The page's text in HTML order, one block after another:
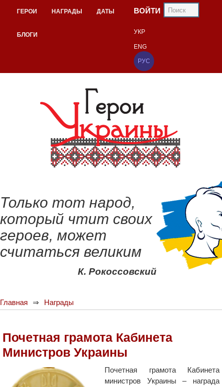
ГЕРОИ НАГРАДЫ ДАТЫ
БЛОГИ
ВОЙТИ
УКР
ENG
РУС
Только тот народ,
который чтит своих
героев, может
считаться великим
К. Рокоссовский
Главная Награды
Почетная грамота Кабинета
Министров Украины
Почетная грамота Кабинета
министров Украины – награда